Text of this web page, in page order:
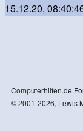
15.12.20,
Computerhilfen.de
© 2001-2026, Lewis